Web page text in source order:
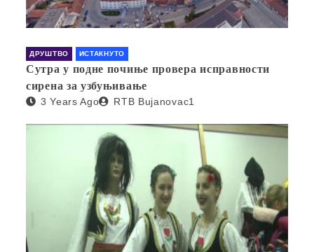
ДРУШТВО ИСТАКНУТО
Сутра у подне почиње провера исправности
сирена за узбуњивање
3 Years Ago RTB Bujanovac1